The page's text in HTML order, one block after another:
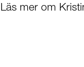
Läs mer om